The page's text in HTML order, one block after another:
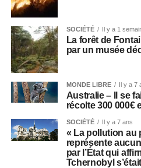
SOCIÉTÉ Il y a 1
La forêt de
par un musée
MONDE LIBRE Il y a 7
Australie – Il se
récolte 300 000€
SOCIÉTÉ Il y a 7 ans
« La pollution au
représente
par l’État qui
Tchernobyl